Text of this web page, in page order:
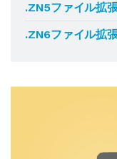
.ZN5ファイル拡
.ZN6ファイル拡